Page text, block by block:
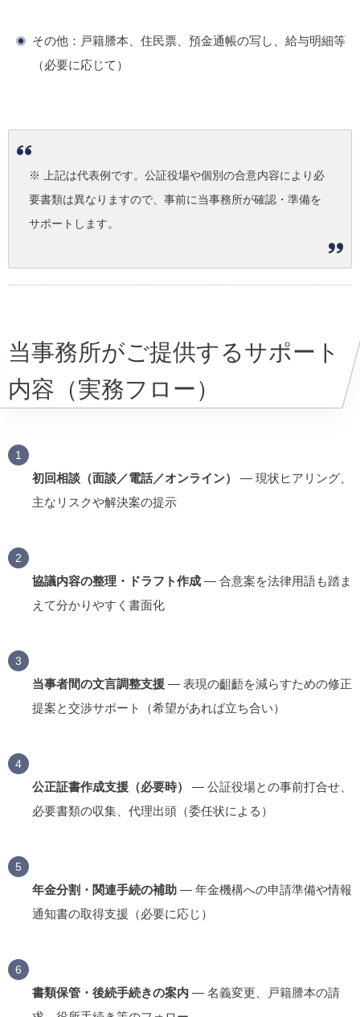
その他：戸籍謄本、住民票、預金通帳の写し、給与明細等
（必要に応じて）
※ 上記は代表例です。公証役場や個別の合意内容により必
要書類は異なりますので、事前に当事務所が確認・準備を
サポートします。
当事務所がご提供するサポート
内容（実務フロー）
初回相談（面談／電話／オンライン）
— 現状ヒアリング、
主なリスクや解決案の提示
協議内容の整理・ドラフト作成 — 合意案を法律用語も踏ま
えて分かりやすく書面化
当事者間の文言調整支援 — 表現の齟齬を減らすための修正
提案と交渉サポート（希望があれば立ち合い）
公正証書作成支援（必要時）
— 公証役場との事前打合せ、
必要書類の収集、代理出頭（委任状による）
年金分割・関連手続の補助 — 年金機構への申請準備や情報
通知書の取得支援（必要に応じ）
書類保管・後続手続きの案内 — 名義変更、戸籍謄本の請